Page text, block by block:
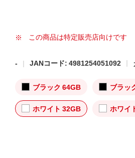
この商品は特定販売店向けです
- JANコード: 4981254051092
ブラック 64GB ブラッ
ホワイト 32GB ホワイ